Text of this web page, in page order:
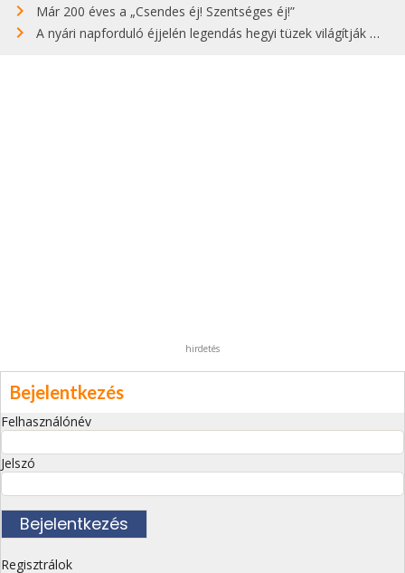
Már 200 éves a „Csendes éj! Szentséges éj!”
A nyári napforduló éjjelén legendás hegyi tüzek világítják meg Zugspitzét
hirdetés
Bejelentkezés
Felhasználónév
Jelszó
Regisztrálok